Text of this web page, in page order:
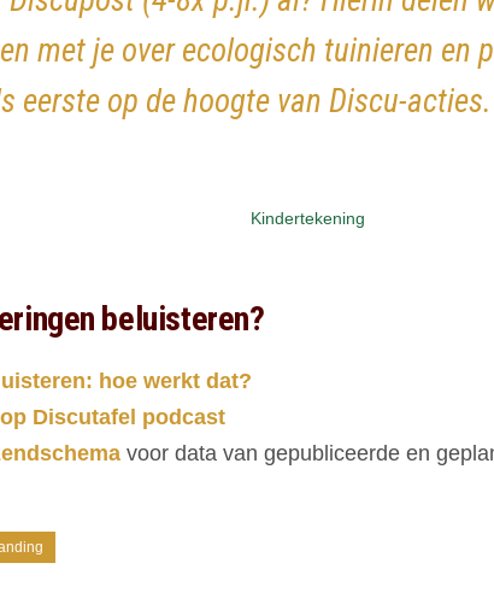
met je over ecologisch tuinieren en
eerste op de hoogte van Discu-acties.
Kindertekening
beluisteren?
hoe werkt dat?
Discutafel podcast
voor data van gepubliceerde en